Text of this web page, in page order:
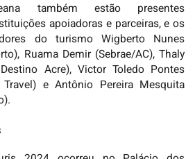
também estão presentes
apoiadoras e parceiras, e os
do turismo Wigberto Nunes
Ruama Demir (Sebrae/AC), Thaly
Acre), Victor Toledo Pontes
Travel) e Antônio Pereira Mesquita